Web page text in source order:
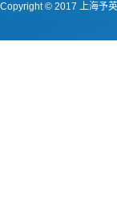
Copyright © 2017 上海予